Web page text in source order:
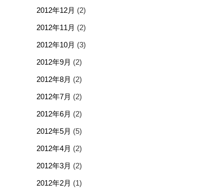
2012年12月 (2)
2012年11月 (2)
2012年10月 (3)
2012年9月 (2)
2012年8月 (2)
2012年7月 (2)
2012年6月 (2)
2012年5月 (5)
2012年4月 (2)
2012年3月 (2)
2012年2月 (1)